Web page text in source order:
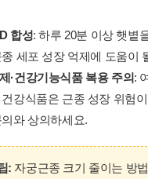
합성: 하루 20분 이상 햇볕
세포 성장 억제에 도움이
·건강기능식품 복용 주의:
강식품은 근종 성장 위험
와 상의하세요.
: 자궁근종 크기 줄이는 방